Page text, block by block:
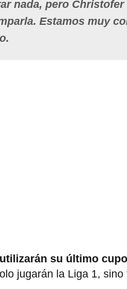
nada, pero
Estamos muy
su último
jugarán la Liga 1,